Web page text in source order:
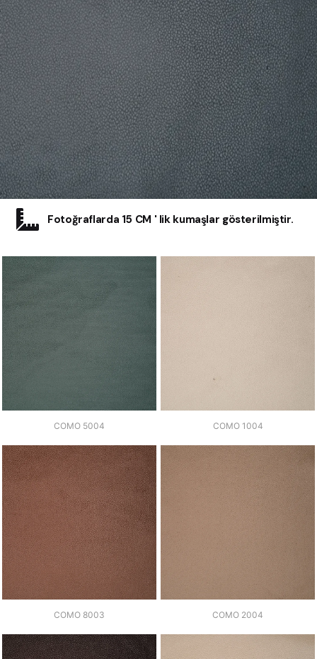
Fotoğraflarda 15 CM ' lik kumaşlar gösterilmiştir.
COMO 5004 COMO 1004
COMO 8003 COMO 2004